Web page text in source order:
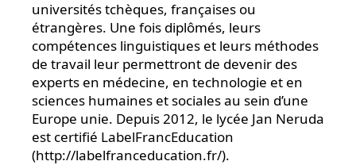
universités tchèques, françaises ou
étrangères. Une fois diplômés, leurs
compétences linguistiques et leurs méthodes
de travail leur permettront de devenir des
experts en médecine, en technologie et en
sciences humaines et sociales au sein d’une
Europe unie. Depuis 2012, le lycée Jan Neruda
est certifié LabelFrancEducation
(http://labelfranceducation.fr/).